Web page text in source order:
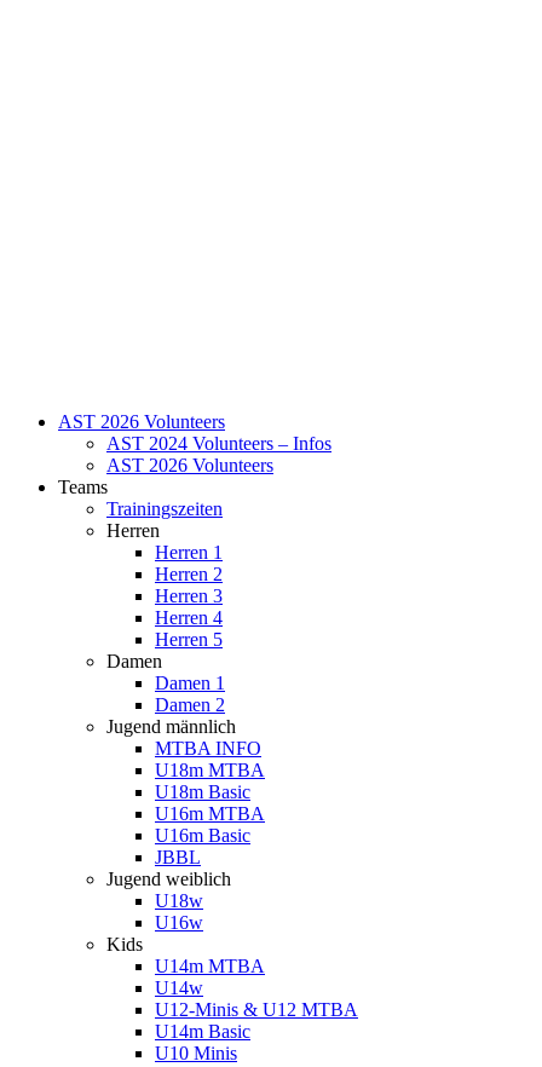
AST 2026 Volunteers
AST 2024 Volunteers – Infos
AST 2026 Volunteers
Teams
Trainingszeiten
Herren
Herren 1
Herren 2
Herren 3
Herren 4
Herren 5
Damen
Damen 1
Damen 2
Jugend männlich
MTBA INFO
U18m MTBA
U18m Basic
U16m MTBA
U16m Basic
JBBL
Jugend weiblich
U18w
U16w
Kids
U14m MTBA
U14w
U12-Minis & U12 MTBA
U14m Basic
U10 Minis